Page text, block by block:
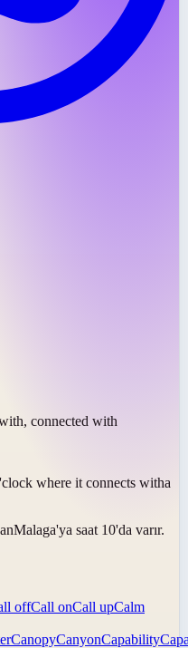
connected with
where it connects witha
Malaga'ya saat 10'da varır.
offCall onCall upCalm
CanopyCanyonCapability